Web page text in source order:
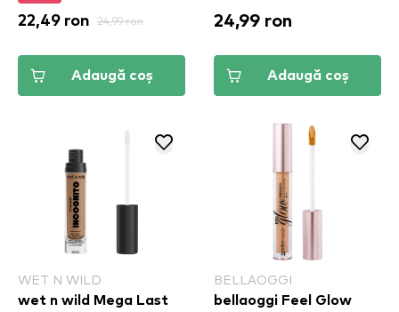
22,49 ron 24,99 ron
Adaugă coș
24,99 ron
Adaugă coș
WET N WILD
wet n wild Mega Last
BELLAOGGI
bellaoggi Feel Glow